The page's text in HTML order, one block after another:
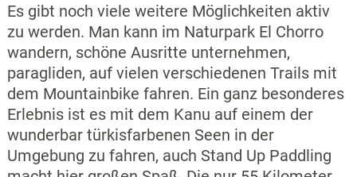
Es gibt noch viele weitere Möglichkeiten aktiv
zu werden. Man kann im Naturpark El Chorro
wandern, schöne Ausritte unternehmen,
paragliden, auf vielen verschiedenen Trails mit
dem Mountainbike fahren. Ein ganz besonderes
Erlebnis ist es mit dem Kanu auf einem der
wunderbar türkisfarbenen Seen in der
Umgebung zu fahren, auch Stand Up Paddling